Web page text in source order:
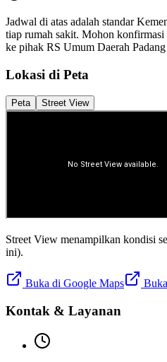
Jadwal di atas adalah standar
tiap rumah sakit. Mohon
ke pihak RS Umum Daerah
Lokasi di Peta
Peta Street View
Street View menampilkan kondisi
ini).
Buka di Google Maps
Kontak & Layanan